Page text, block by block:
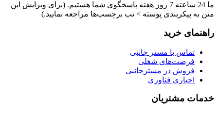
ما 24 ساعته 7 روز هفته پاسخگوی شما هستیم. (برای ویرایش این
متن به پیکربندی پوسته > تب برچسب‌ها مراجعه نمایید.)
راهنمای خرید
تماس با مستر جانبی
فرصت‌های شغلی
فروش در مسترجانبی
اخباری فناوری
خدمات مشتریان